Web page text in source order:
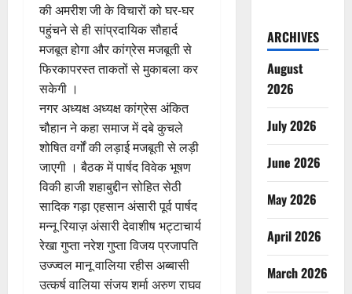
की अमरीश जी के विचारों को घर-घर
पहुंचने से ही सांप्रदायिक सौहार्द
मजबूत होगा और कांग्रेस मजबूती से
फिरकापरस्त ताकतों से मुकाबला कर
सकेगी ।
नगर अध्यक्ष अध्यक्ष कांग्रेस अंकित
चौहान ने कहा समाज में दबे कुचले
शोषित वर्गों की लड़ाई मजबूती से लड़ी
जाएगी । बैठक में पार्षद विवेक भूषण
विकी हाजी शहाबुद्दीन सोहित सेठी
सादिक गड़ा एहसान अंसारी पूर्व पार्षद
मन्नू रियाज़ अंसारी देवाशीष भट्टाचार्य
रेखा गुप्ता नरेश गुप्ता विजय प्रजापति
उज्ज्वल मानू वालिया रहीस अब्बासी
उत्कर्ष वालिया संजय शर्मा अरुण राघव
ARCHIVES
August
2026
July 2026
June 2026
May 2026
April 2026
March 2026